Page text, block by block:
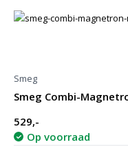
Smeg
Smeg Combi-
529,-
Op voorraad